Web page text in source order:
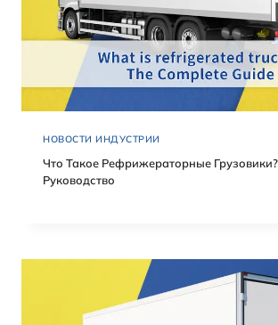
НОВОСТИ ИНДУСТРИИ
Что Такое Рефрижераторные
Руководство